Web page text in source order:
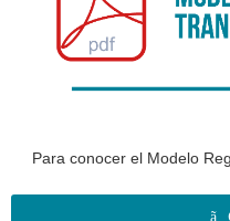
Para conocer el Modelo